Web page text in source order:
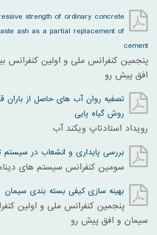
strength of ordinary concrete
ash as a partial replacement of
cement
پنجمین کنفرانس ملی و اولین کنفرانس
افق پیش رو
تصفیه روان آب های حاصل از باران
روش گیاه پایی
رویداد استادتاپ ویکند آب
بررسی پایداری و انشعاب در
سومين کنفرانس سيستم های
بهینه سازی کیفی بسته بندی سیمان
پنجمین کنفرانس ملی و اولین
سیمان و افق پیش رو